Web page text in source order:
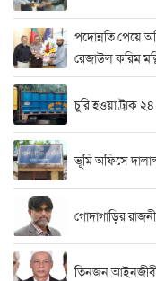
পদোন্নতি পেয়ে
রেজাউল করিম
চুরি হওয়া ট্রাক
ভূমি অফিসে
গোদাগাড়ির
তিনজন